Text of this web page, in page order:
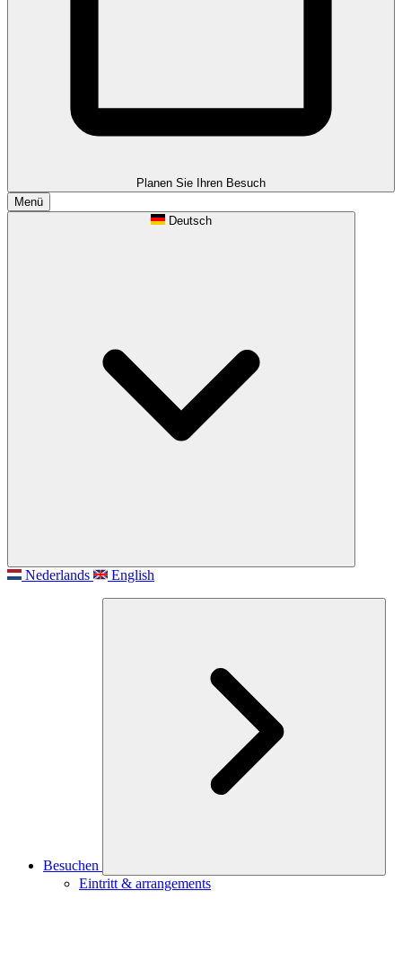
Planen Sie Ihren Besuch
Menü
Deutsch
Nederlands English
Besuchen
Eintritt & arrangements